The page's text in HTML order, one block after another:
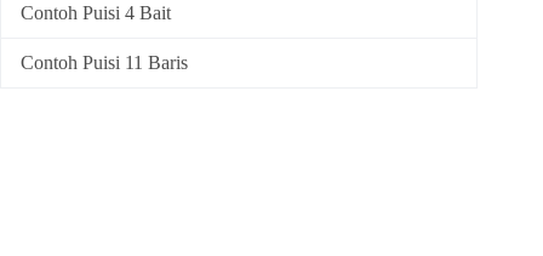
Contoh Puisi 4 Bait
Contoh Puisi 11 Baris